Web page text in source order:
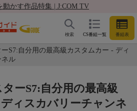
動かす作品特集 | J:COM TV
CS番組一覧 番組表
検索
S7:自分用の最高級カスタムカー - ディ
ネル
ーS7:自分用の最高級
ィスカバリーチャンネ